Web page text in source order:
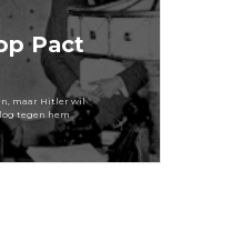
Pact
maar Hitler wil
tegen hem